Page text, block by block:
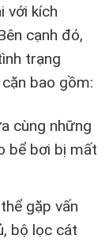
với kích
cạnh đó,
trạng
bao gồm:
cùng những
bể bơi bị mất
gặp vấn
bộ lọc cát